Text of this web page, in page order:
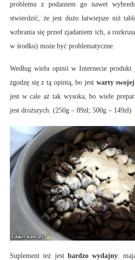
problemu z podaniem go nawet
stwierdzić, że jest dużo łatwiejsze niż
wzbrania się przed zjadaniem ich, a
w środku) może być problematyczne.
Według wielu opinii w Internecie produkt
zgodzę się z tą opinią, bo jest warty
jest w cale aż tak wysoka, bo wiele
jest droższych. (250g – 89zł; 500g – 149zł)
Suplement też jest bardzo wydajny: